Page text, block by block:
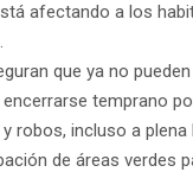
afectando a los
que ya no
temprano
robos, incluso a plena
de áreas verdes